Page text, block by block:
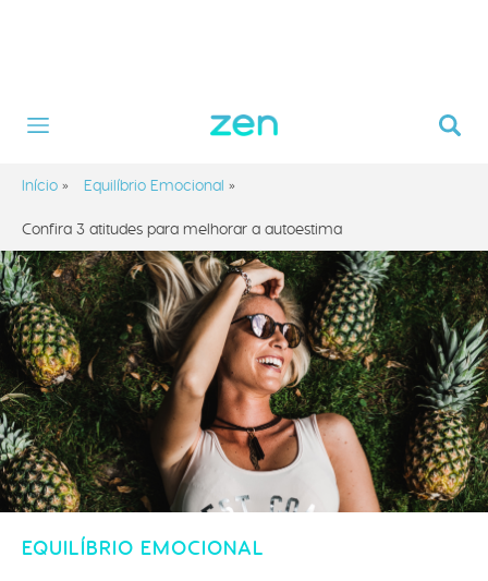
Início » Equilíbrio Emocional »
Confira 3 atitudes para melhorar a autoestima
EQUILÍBRIO EMOCIONAL